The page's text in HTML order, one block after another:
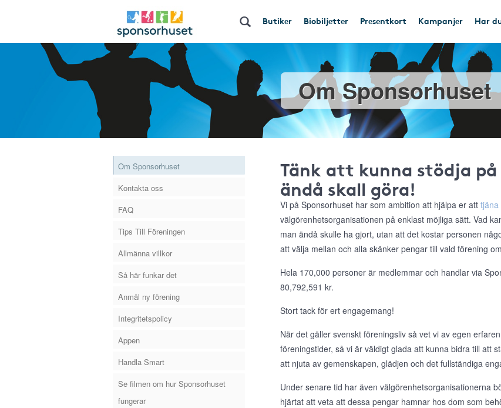
Butiker Biobiljetter Presentkort Kampanjer Har
Om Sponsorhuset
Om Sponsorhuset
Kontakta oss
FAQ
Tips Till Föreningen
Allmänna villkor
Så här funkar det
Anmäl ny förening
Integritetspolicy
Appen
Handla Smart
Se filmen om hur Sponsorhuset
fungerar
Tänk att kunna stödja
ändå skall göra!
Vi på Sponsorhuset har som ambition att hjälpa er att tjäna
välgörenhetsorganisationen på enklast möjliga sätt. Vad
man ändå skulle ha gjort, utan att det kostar personen
att välja mellan och alla skänker pengar till vald förening
Hela 170,000 personer är medlemmar och handlar via
80,792,591 kr.
Stort tack för ert engagemang!
När det gäller svenskt föreningsliv så vet vi av egen
föreningstider, så vi är väldigt glada att kunna bidra till att
att njuta av gemenskapen, glädjen och det fullständiga
Under senare tid har även välgörenhetsorganisationerna
hjärtat att veta att dessa pengar hamnar hos dom som